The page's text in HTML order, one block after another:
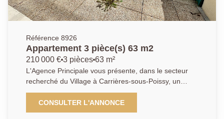
Référence 8926
Appartement 3 pièce(s) 63 m2
210 000 € 3 pièces 63 m²
L'Agence Principale vous présente, dans le secteur
recherché du Village à Carrières-sous-Poissy, un
appartement situé au sein d'une petite copropriété
verdoyante, calme et sécurisée, à seulement 15 min à
pieds de la gare de Poissy (RER A / Ligne J). Situé en
CONSULTER L'ANNONCE